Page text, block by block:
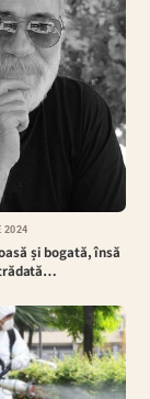
2024
și bogată, însă